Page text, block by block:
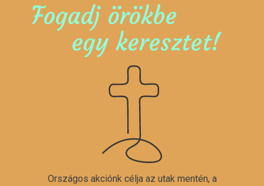
Fogadj örökbe
egy keresztet!
Országos akciónk célja az utak mentén, a